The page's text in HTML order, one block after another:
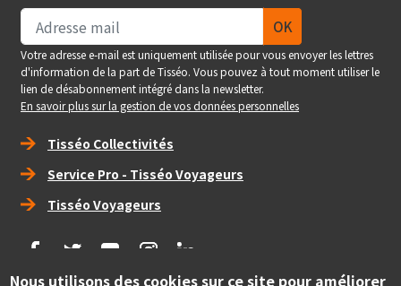
Votre adresse e-mail est uniquement utilisée pour vous envoyer les lettres
d'information de la part de Tisséo. Vous pouvez à tout moment utiliser le
lien de désabonnement intégré dans la newsletter.
En savoir plus sur la gestion de vos données personnelles
Right_footer
Tisséo Collectivités
Service Pro - Tisséo Voyageurs
Tisséo Voyageurs
social
Nous utilisons des cookies sur ce site pour améliorer